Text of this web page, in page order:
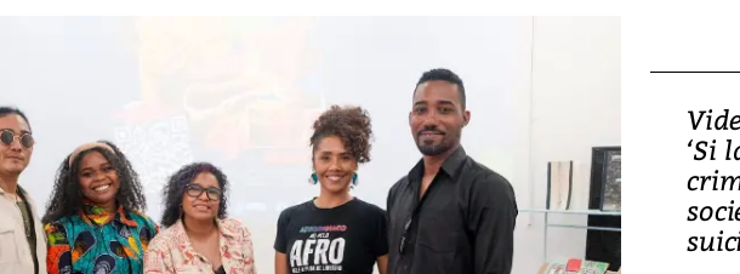
Video, Japón: Terremoto
deja heridos y graves
daños en Kumamoto
‘Si